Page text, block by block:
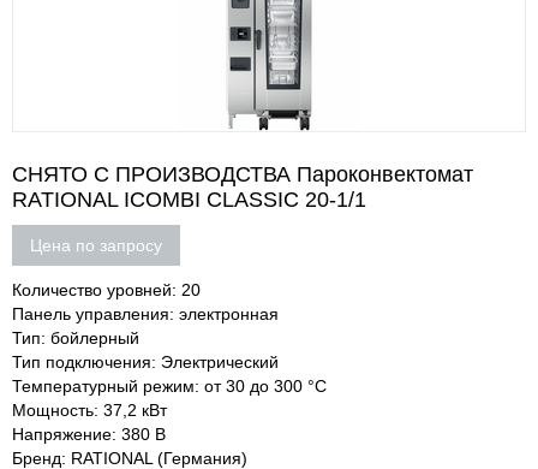
СНЯТО С ПРОИЗВОДСТВА Пароконвектомат
RATIONAL ICOMBI CLASSIC 20-1/1
Цена по запросу
Количество уровней: 20
Панель управления: электронная
Тип: бойлерный
Тип подключения: Электрический
Температурный режим: от 30 до 300 °С
Мощность: 37,2 кВт
Напряжение: 380 В
Бренд: RATIONAL (Германия)